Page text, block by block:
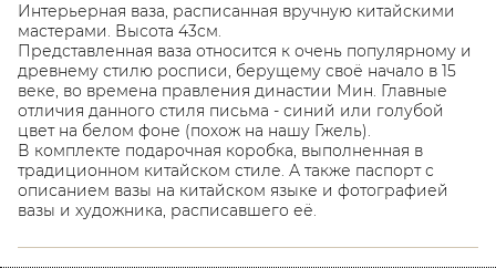
Интерьерная ваза, расписанная вручную китайскими
мастерами. Высота 43см.
Представленная ваза относится к очень популярному и
древнему стилю росписи, берущему своё начало в 15
веке, во времена правления династии Мин. Главные
отличия данного стиля письма - синий или голубой
цвет на белом фоне (похож на нашу Гжель).
В комплекте подарочная коробка, выполненная в
традиционном китайском стиле. А также паспорт с
описанием вазы на китайском языке и фотографией
вазы и художника, расписавшего её.